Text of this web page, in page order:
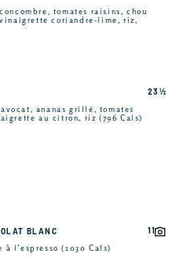
tomates raisins, chou
coriandre-lime, riz,
ananas grillé, tomates
au citron, riz (796 Cals)
23 ½
BLANC
l’espresso (1030 Cals)
11